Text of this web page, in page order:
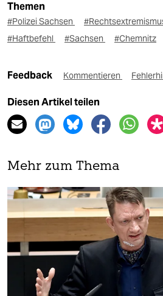
Themen
#Polizei Sachsen
#Haftbefehl
#Sachsen #Chemnitz
Feedback Kommentieren
Diesen Artikel teilen
Mehr zum Thema